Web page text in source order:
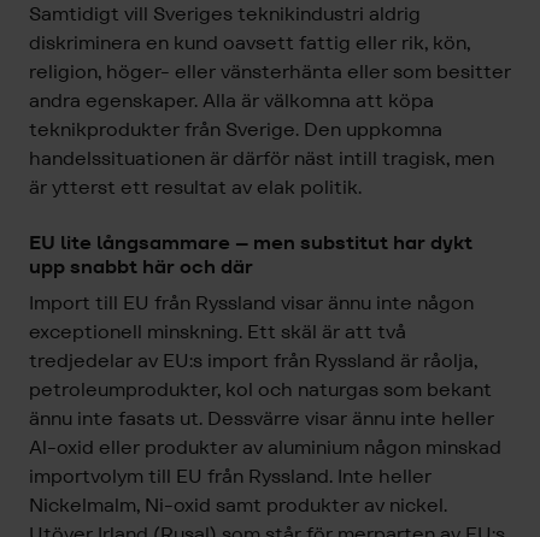
Samtidigt vill Sveriges teknikindustri aldrig
diskriminera en kund oavsett fattig eller rik, kön,
religion, höger- eller vänsterhänta eller som besitter
andra egenskaper. Alla är välkomna att köpa
teknikprodukter från Sverige. Den uppkomna
handelssituationen är därför näst intill tragisk, men
är ytterst ett resultat av elak politik.
EU lite långsammare – men substitut har dykt
upp snabbt här och där
Import till EU från Ryssland visar ännu inte någon
exceptionell minskning. Ett skäl är att två
tredjedelar av EU:s import från Ryssland är råolja,
petroleumprodukter, kol och naturgas som bekant
ännu inte fasats ut. Dessvärre visar ännu inte heller
Al-oxid eller produkter av aluminium någon minskad
importvolym till EU från Ryssland. Inte heller
Nickelmalm, Ni-oxid samt produkter av nickel.